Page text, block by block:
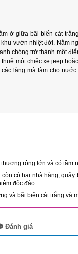
ở giữa bãi biển cát
vườn nhiệt đới. Nằm
chóng trở thành một
một chiếc xe jeep
làng mà làm cho
rộng lớn và có tầm
có hai nhà hàng,
độc đáo.
và bãi biển cát trắng và
Đánh giá